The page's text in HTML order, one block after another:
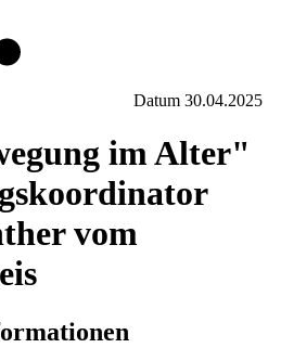
Datum 30.04.2025
im Alter"
vom